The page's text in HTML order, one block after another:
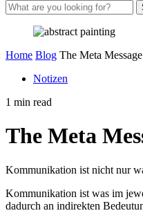
Home Blog The Meta Message
Notizen
1 min read
The Meta
Kommunikation ist nicht nur
Kommunikation ist was im
dadurch an indirekten